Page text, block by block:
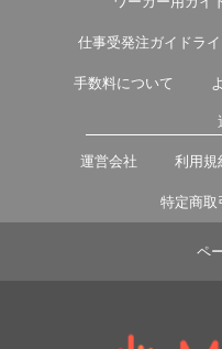
仕事受発注ガイドラ
手数料について
運営会社 利用規
特定商取
ペ